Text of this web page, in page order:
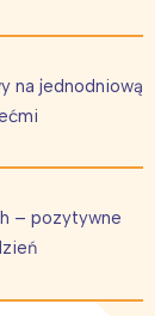
na jednodniową
– pozytywne